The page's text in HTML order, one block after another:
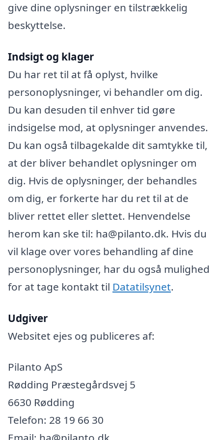
give dine oplysninger en tilstrækkelig
beskyttelse.
Indsigt og klager
Du har ret til at få oplyst, hvilke
personoplysninger, vi behandler om dig.
Du kan desuden til enhver tid gøre
indsigelse mod, at oplysninger anvendes.
Du kan også tilbagekalde dit samtykke til,
at der bliver behandlet oplysninger om
dig. Hvis de oplysninger, der behandles
om dig, er forkerte har du ret til at de
bliver rettet eller slettet. Henvendelse
herom kan ske til: ha@pilanto.dk. Hvis du
vil klage over vores behandling af dine
personoplysninger, har du også mulighed
for at tage kontakt til Datatilsynet.
Udgiver
Websitet ejes og publiceres af:
Pilanto ApS
Rødding Præstegårdsvej 5
6630 Rødding
Telefon: 28 19 66 30